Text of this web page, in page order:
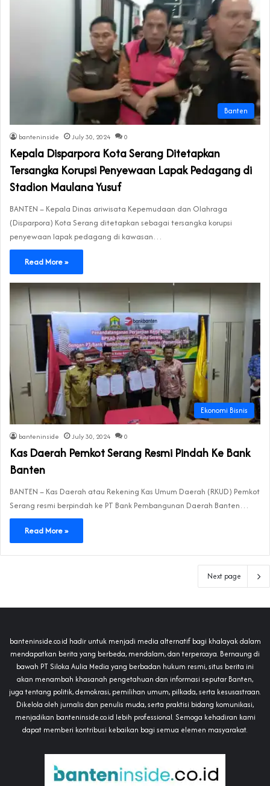
Banten
banteninside July 30, 2024 0
Kepala Disparpora Kota Serang Ditetapkan
Tersangka Korupsi Penyewaan Lapak Pedagang di
Stadion Maulana Yusuf
BANTEN – Kepala Dinas ariwisata Kepemudaan dan Olahraga
(Disparpora) Kota Serang ditetapkan sebagai tersangka korupsi
penyewaan lapak pedagang di kawasan…
Read More »
Ekonomi Bisnis
banteninside July 30, 2024 0
Kas Daerah Pemkot Serang Resmi Pindah Ke Bank
Banten
BANTEN – Kas Daerah atau Rekening Kas Umum Daerah (RKUD) Pemkot
Serang resmi berpindah ke PT Bank Pembangunan Daerah Banten…
Read More »
Next page
banteninside.co.id hadir untuk menjadi media alternatif bagi khalayak dalam
mendapatkan berita yang berbeda, mendalam, dan terpercaya. Bernaung di
bawah PT Siloka Aulia Media yang berbadan hukum resmi, situs berita ini
akan menambah khasanah pengetahuan dan informasi seputar Banten,
juga tentang politik, demokrasi, pemilihan umum, pilkada, serta kesusastraan.
Dikelola oleh jurnalis dan penulis muda, serta praktisi bidang komunikasi,
menjadikan banteninside.co.id lebih professional. Semoga kehadiran kami
dapat memberi kontribusi kebaikan bagi semua elemen masyarakat.